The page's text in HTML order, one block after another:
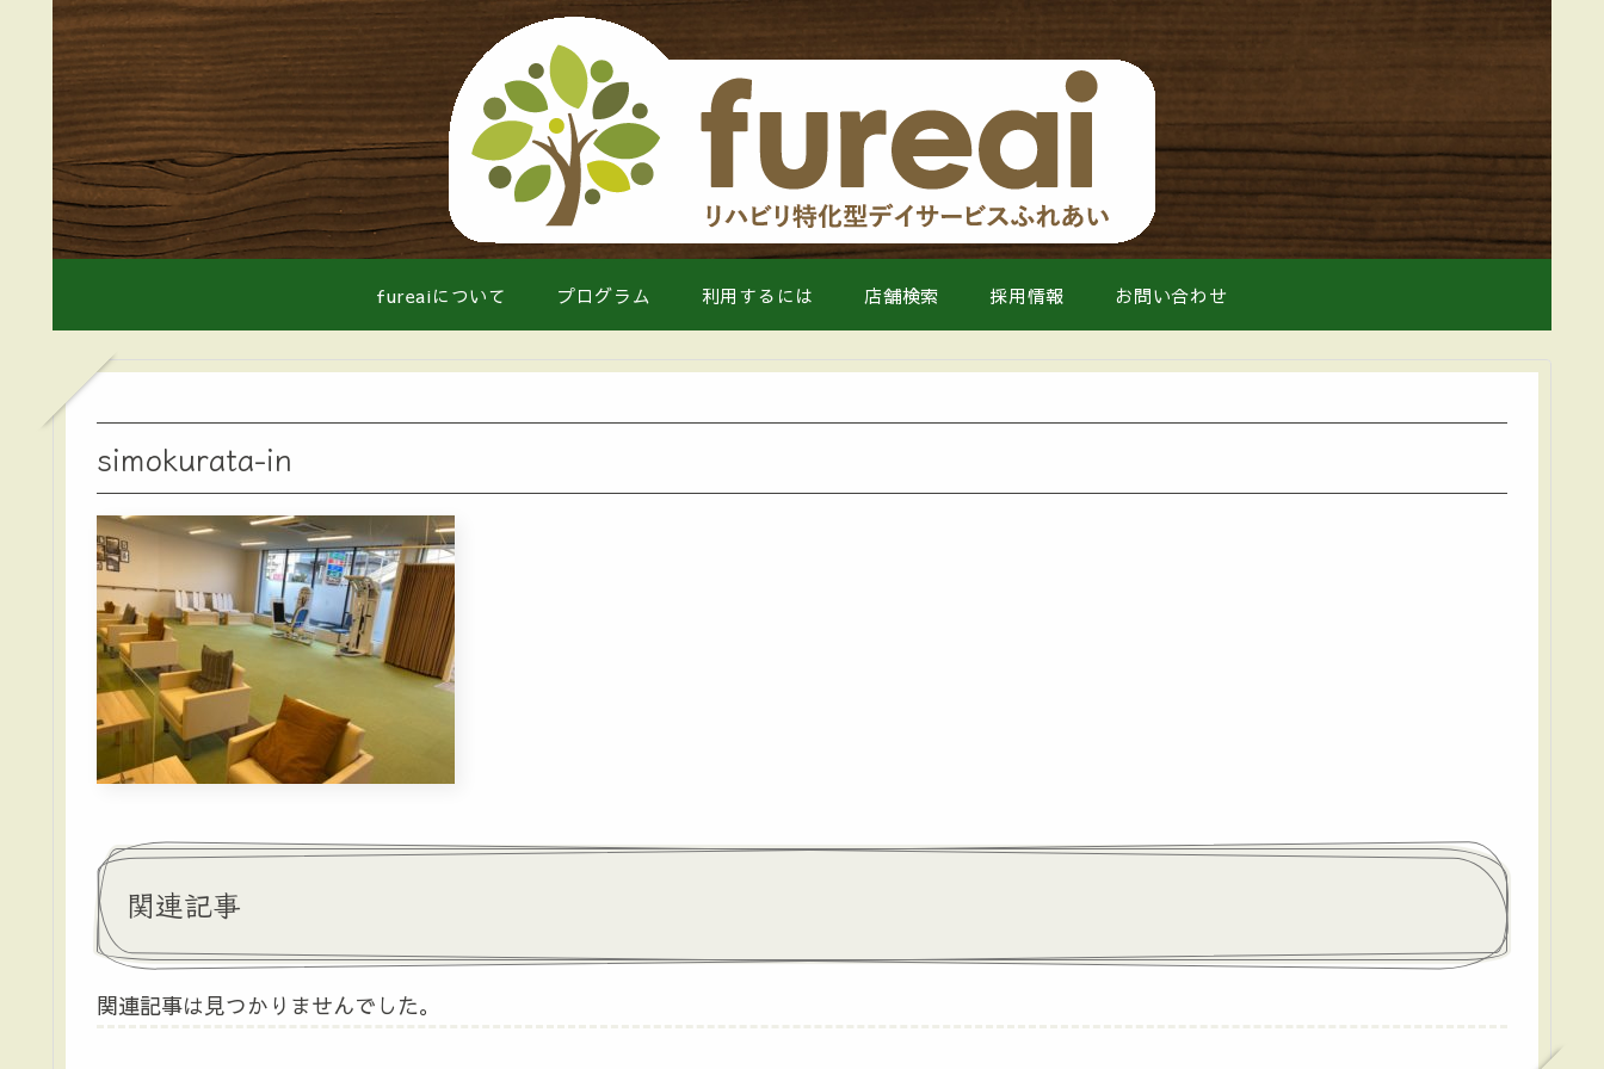
fureaiについて プログラム 利用するには 店舗検索 採用情報 お問い合わせ
simokurata-in
関連記事
関連記事は見つかりませんでした。